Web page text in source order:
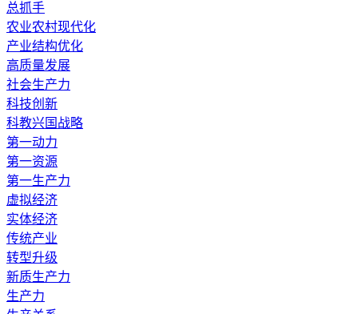
总抓手
农业农村现代化
产业结构优化
高质量发展
社会生产力
科技创新
科教兴国战略
第一动力
第一资源
第一生产力
虚拟经济
实体经济
传统产业
转型升级
新质生产力
生产力